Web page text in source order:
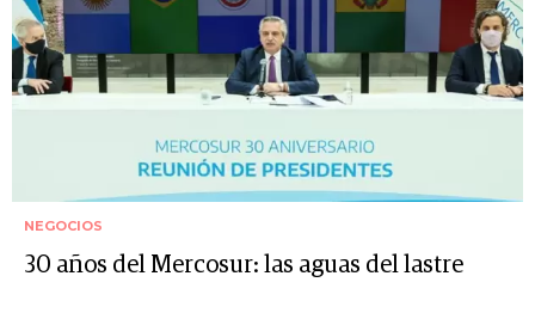
NEGOCIOS
30 años del Mercosur: las aguas del lastre